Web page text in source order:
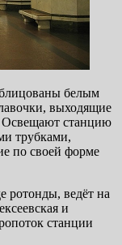
белым
выходящие
Освещают станцию
трубками,
по своей форме
ротонды, ведёт на
и
станции